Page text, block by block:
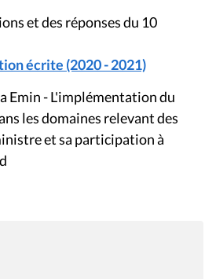
et des réponses du 10
écrite (2020 - 2021)
Emin - L'implémentation du
les domaines relevant des
et sa participation à